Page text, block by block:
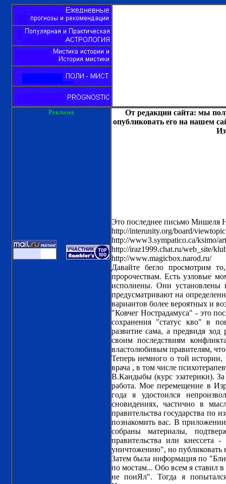
Реклама
От редакции сайта: мы
опубликовать его на нашем
Это последнее письмо Мишеля
http://interunity.org/board/
http://www3.sympatico.ca/ksimo/
http://iraz1999.chat.ru/web_site/
http://www.magicbox.narod.ru/
Давайте бегло просмотрим
пророчествам. Есть узловые
исполнены. Они установлены
предусматривают на
вариантов более вероятных и
"Ковчег Нострадамуса" - это
сохранения "статус кво" в
развитие сама, а предвидя
своим последствиям
властолюбивым правителям,
Теперь немного о той
врача , в том числе
В.Кандыбы (курс эзатерики).
работа. Мое перемещение в
года я удостоился
сновидениях, частично в
правительства государства
познакомить вас. В
собраны материалы,
правительства или
уничтожению", но публиковать
Затем была информация по
по мостам... Обо всем я ставил
не понЯл". Тогда я